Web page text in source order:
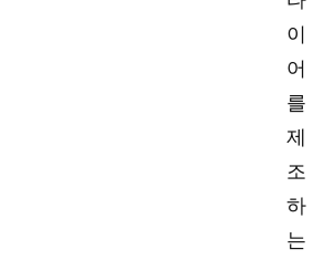
이
어
를
제
조
하
는